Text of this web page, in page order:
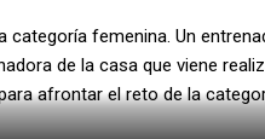
categoría femenina. Un
de la casa que viene
afrontar el reto de la